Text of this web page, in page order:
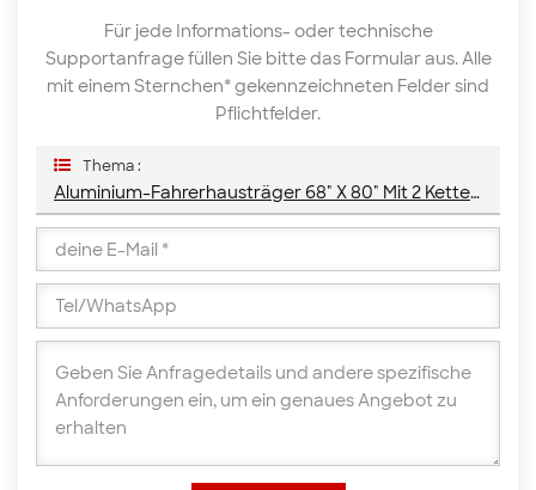
Für jede Informations- oder technische
Supportanfrage füllen Sie bitte das Formular aus. Alle
mit einem Sternchen* gekennzeichneten Felder sind
Pflichtfelder.
Thema :
Aluminium-Fahrerhausträger 68" X 80" Mit 2 Kettenhängern Und Kompletten Ablagen